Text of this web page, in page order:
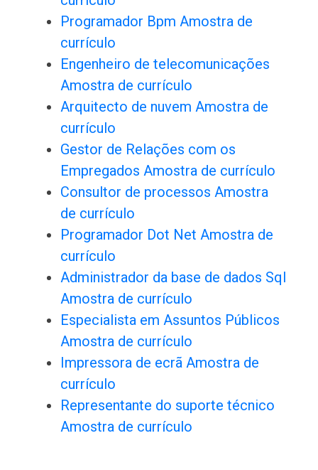
Programador Bpm Amostra de
currículo
Engenheiro de telecomunicações
Amostra de currículo
Arquitecto de nuvem Amostra de
currículo
Gestor de Relações com os
Empregados Amostra de currículo
Consultor de processos Amostra
de currículo
Programador Dot Net Amostra de
currículo
Administrador da base de dados Sql
Amostra de currículo
Especialista em Assuntos Públicos
Amostra de currículo
Impressora de ecrã Amostra de
currículo
Representante do suporte técnico
Amostra de currículo